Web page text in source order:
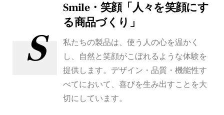
S
Smile・笑顔「人々を笑顔にす
る商品づくり」
私たちの製品は、使う人の心を温かく
し、自然と笑顔がこぼれるような体験を
提供します。デザイン・品質・機能性す
べてにおいて、喜びを生み出すことを大
切にしています。